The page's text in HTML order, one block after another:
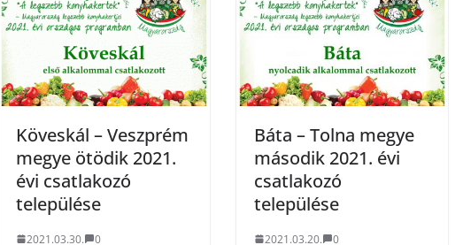
Köveskál – Veszprém
megye ötödik 2021.
évi csatlakozó
települése
2021.03.30. 0
Báta – Tolna megye
második 2021. évi
csatlakozó
települése
2021.03.20. 0